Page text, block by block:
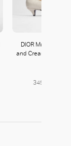
DIOR Muse Pump
and Cream
345, L3 | 401,